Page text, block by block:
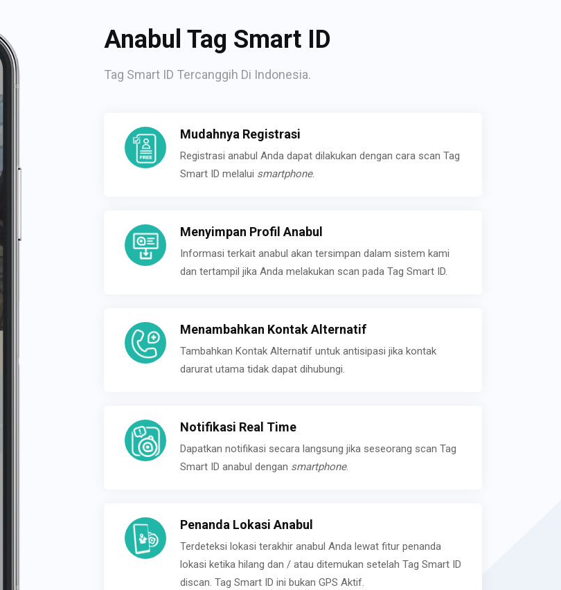
Anabul Tag Smart ID
Tag Smart ID Tercanggih Di Indonesia.
Mudahnya Registrasi
Registrasi anabul Anda dapat dilakukan dengan cara scan Tag
Smart ID melalui smartphone.
Menyimpan Profil Anabul
Informasi terkait anabul akan tersimpan dalam sistem kami
dan tertampil jika Anda melakukan scan pada Tag Smart ID.
Menambahkan Kontak Alternatif
Tambahkan Kontak Alternatif untuk antisipasi jika kontak
darurat utama tidak dapat dihubungi.
Notifikasi Real Time
Dapatkan notifikasi secara langsung jika seseorang scan Tag
Smart ID anabul dengan smartphone.
Penanda Lokasi Anabul
Terdeteksi lokasi terakhir anabul Anda lewat fitur penanda
lokasi ketika hilang dan / atau ditemukan setelah Tag Smart ID
discan. Tag Smart ID ini bukan GPS Aktif.